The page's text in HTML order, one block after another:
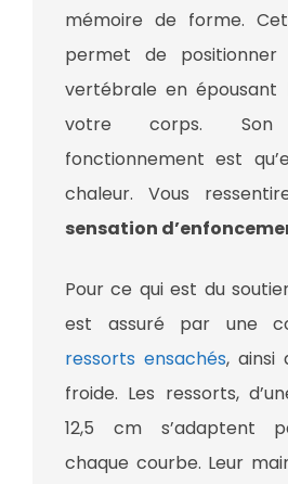
mémoire de forme.
permet de positionner
vertébrale en épousant
votre corps.
fonctionnement est
chaleur. Vous
sensation
Pour ce qui est du
est assuré par une
ressorts ensachés, ainsi
froide. Les ressorts,
12,5 cm s’adaptent
chaque courbe. Leur